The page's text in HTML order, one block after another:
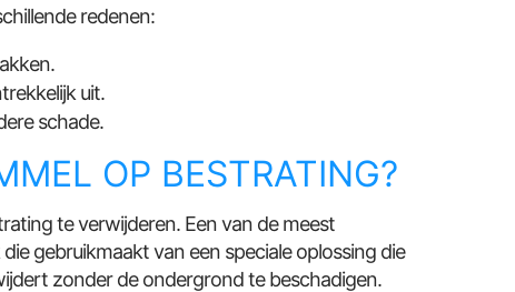
redenen:
uit.
schade.
OP BESTRATING?
te verwijderen. Een van de meest
gebruikmaakt van een speciale oplossing die
zonder de ondergrond te beschadigen.